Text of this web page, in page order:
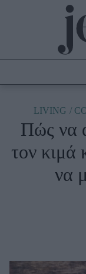
Culture
Fashion
Shopping
Μαλλιά - Νύχια
LIVING
Πώς να
τον κιμά
να